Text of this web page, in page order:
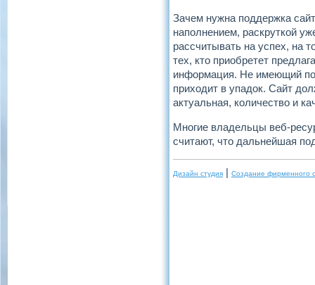
Зачем нужна поддержка
наполнением, раскруткой
рассчитывать на успех, на
тех, кто приобретет
информация. Не имеющий
приходит в упадок. Сайт
актуальная, количество и
Многие владельцы веб-
считают, что дальнейшая
Дизайн студия | Создание фирменного